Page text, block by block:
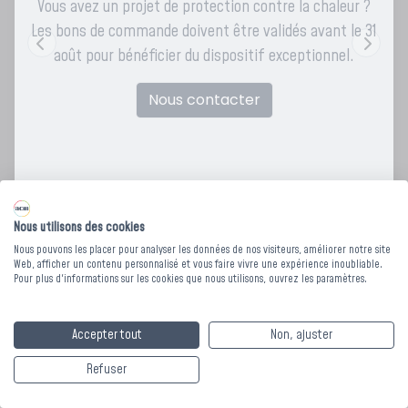
HOUSSE DE COUETTE
UNIE TENDANCE -
160 x 220 cm
Vous avez un projet de protection contre la chaleur ?
Les bons de commande doivent être validés avant le 31
août pour bénéficier du dispositif exceptionnel.
Nous contacter
Nous utilisons des cookies
Nous pouvons les placer pour analyser les données de nos visiteurs, améliorer notre site
Web, afficher un contenu personnalisé et vous faire vivre une expérience inoubliable.
Pour plus d'informations sur les cookies que nous utilisons, ouvrez les paramètres.
Accepter tout
Non, ajuster
Refuser